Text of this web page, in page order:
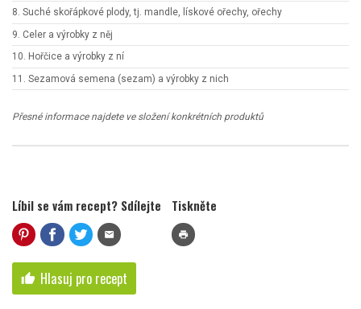
8. Suché skořápkové plody, tj. mandle, lískové ořechy, ořechy
9. Celer a výrobky z něj
10. Hořčice a výrobky z ní
11. Sezamová semena (sezam) a výrobky z nich
Přesné informace najdete ve složení konkrétních produktů
Líbil se vám recept? Sdílejte
mail
Tiskněte
print
thumb_up Hlasuj pro recept